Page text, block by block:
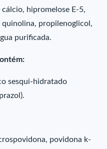
hipromelose E-5,
propilenoglicol,
purificada.
sesqui-hidratado
povidona k-